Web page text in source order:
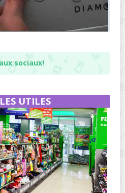
sociaux!
UTILES